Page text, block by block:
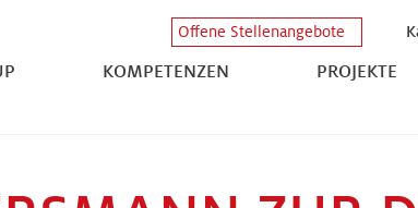
Offene Stellenangebote
KOMPETENZEN PROJEKTE